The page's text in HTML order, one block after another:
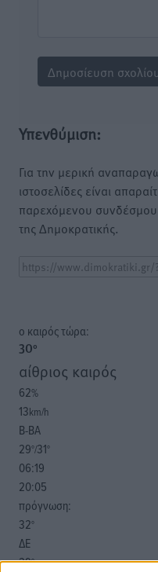
Υπενθύμιση:
Για την μερική
ιστοσελίδες είναι
παρεχόμενου
της Δημοκρατικής.
o καιρός τώρα:
30°
αίθριος καιρός
62%
13km/h
Β-ΒΑ
29°/31°
06:19
20:05
πρόγνωση:
32°
ΔΕ
29°